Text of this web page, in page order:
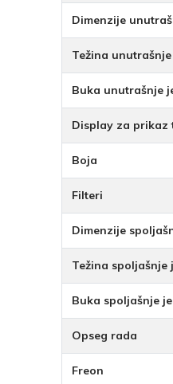
Dimenzije
Težina
Buka unutrašnje
Display za prikaz
Boja
Filteri
Dimenzije
Težina spoljašnje
Buka spoljašnje
Opseg rada
Freon